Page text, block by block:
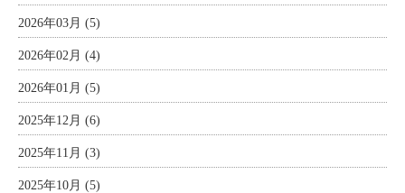
2026年03月 (5)
2026年02月 (4)
2026年01月 (5)
2025年12月 (6)
2025年11月 (3)
2025年10月 (5)